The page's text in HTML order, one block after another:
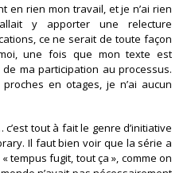
en rien mon travail, et je n’ai rien
y apporter une relecture
ce ne serait de toute façon
une fois que mon texte est
ma participation au processus.
en otages, je n’ai aucun
tout à fait le genre d’initiative
Il faut bien voir que la série a
tempus fugit, tout ça », comme on